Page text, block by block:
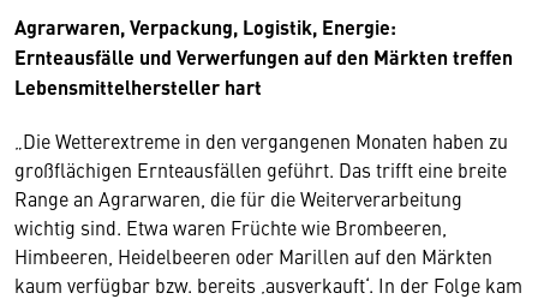
Agrarwaren, Verpackung, Logistik, Energie:
Ernteausfälle und Verwerfungen auf den Märkten treffen
Lebensmittelhersteller hart
„Die Wetterextreme in den vergangenen Monaten haben zu
großflächigen Ernteausfällen geführt. Das trifft eine breite
Range an Agrarwaren, die für die Weiterverarbeitung
wichtig sind. Etwa waren Früchte wie Brombeeren,
Himbeeren, Heidelbeeren oder Marillen auf den Märkten
kaum verfügbar bzw. bereits ‚ausverkauft‘. In der Folge kam